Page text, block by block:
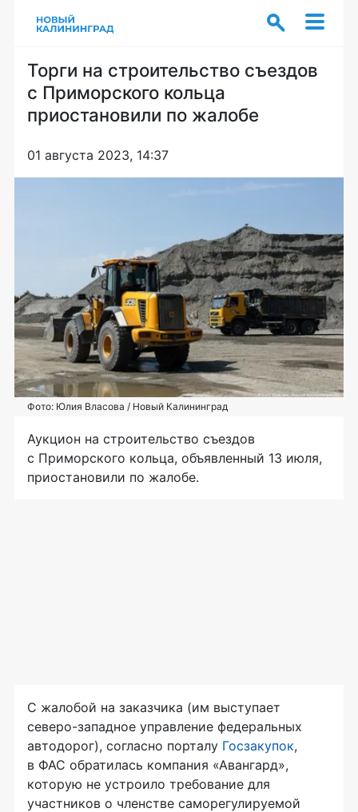
Торги на строительство съездов
с Приморского кольца
приостановили по жалобе
01 августа 2023, 14:37
Фото: Юлия Власова / Новый Калининград
Аукцион на строительство съездов
с Приморского кольца, объявленный 13 июля,
приостановили по жалобе.
С жалобой на заказчика (им выступает
северо-западное управление федеральных
автодорог), согласно порталу Госзакупок,
в ФАС обратилась компания «Авангард»,
которую не устроило требование для
участников о членстве саморегулируемой